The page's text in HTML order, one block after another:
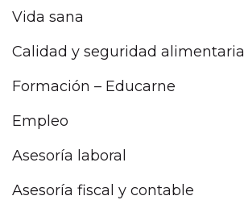
Vida sana
Calidad y seguridad alimentaria
Formación – Educarne
Empleo
Asesoría laboral
Asesoría fiscal y contable